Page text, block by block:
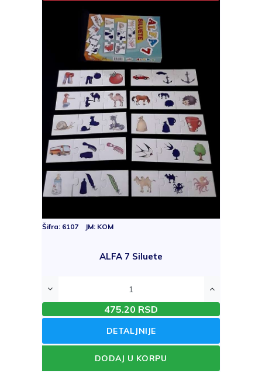
Šifra: 6107 JM: KOM
ALFA 7 Siluete
475.20 RSD
DETALJNIJE
DODAJ U KORPU